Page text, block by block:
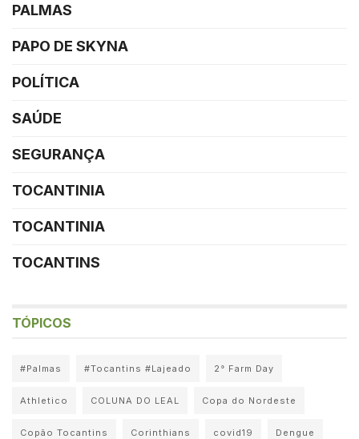
PALMAS
PAPO DE SKYNA
POLÍTICA
SAÚDE
SEGURANÇA
TOCANTINIA
TOCANTINIA
TOCANTINS
TÓPICOS
#Palmas #Tocantins #Lajeado 2° Farm Day
Athletico COLUNA DO LEAL Copa do Nordeste
Copão Tocantins Corinthians covid19 Dengue